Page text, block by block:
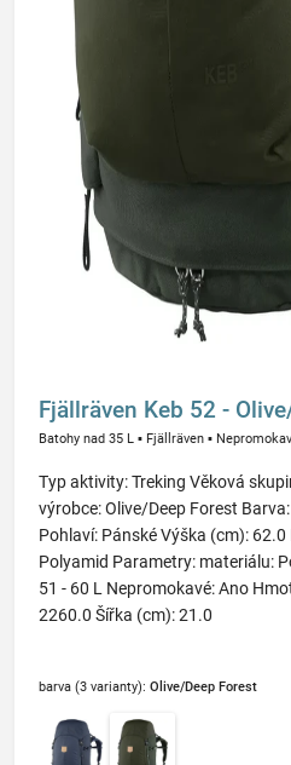
Fjällräven Keb 52 -
Batohy nad 35 L ▪ Fjällräven ▪
Typ aktivity: Treking Věková
výrobce: Olive/Deep Forest
Pohlaví: Pánské Výška (cm):
Polyamid Parametry: materiálu:
51 - 60 L Nepromokavé: Ano
2260.0 Šířka (cm): 21.0
barva (3 varianty): Olive/Deep Forest